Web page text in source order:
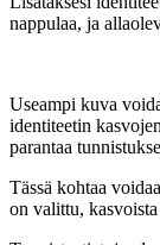
nappulaa, ja
Useampi kuva
identiteetin
parantaa
Tässä kohtaa
on valittu,